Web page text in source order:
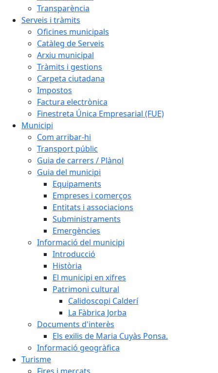
Transparència
Serveis i tràmits
Oficines municipals
Catàleg de Serveis
Arxiu municipal
Tràmits i gestions
Carpeta ciutadana
Impostos
Factura electrònica
Finestreta Única Empresarial (FUE)
Municipi
Com arribar-hi
Transport públic
Guia de carrers / Plànol
Guia del municipi
Equipaments
Empreses i comerços
Entitats i associacions
Subministraments
Emergències
Informació del municipi
Introducció
Història
El municipi en xifres
Patrimoni cultural
Calidoscopi Calderí
La Fàbrica Jorba
Documents d'interès
Els exilis de Maria Cuyàs Ponsa.
Informació geogràfica
Turisme